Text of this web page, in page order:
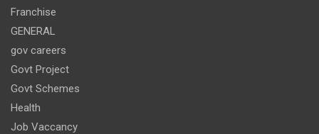
Franchise
GENERAL
gov careers
Govt Project
Govt Schemes
Health
Job Vaccancy